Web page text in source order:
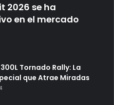
2026 se ha
en el mercado
Tornado Rally: La
que Atrae Miradas